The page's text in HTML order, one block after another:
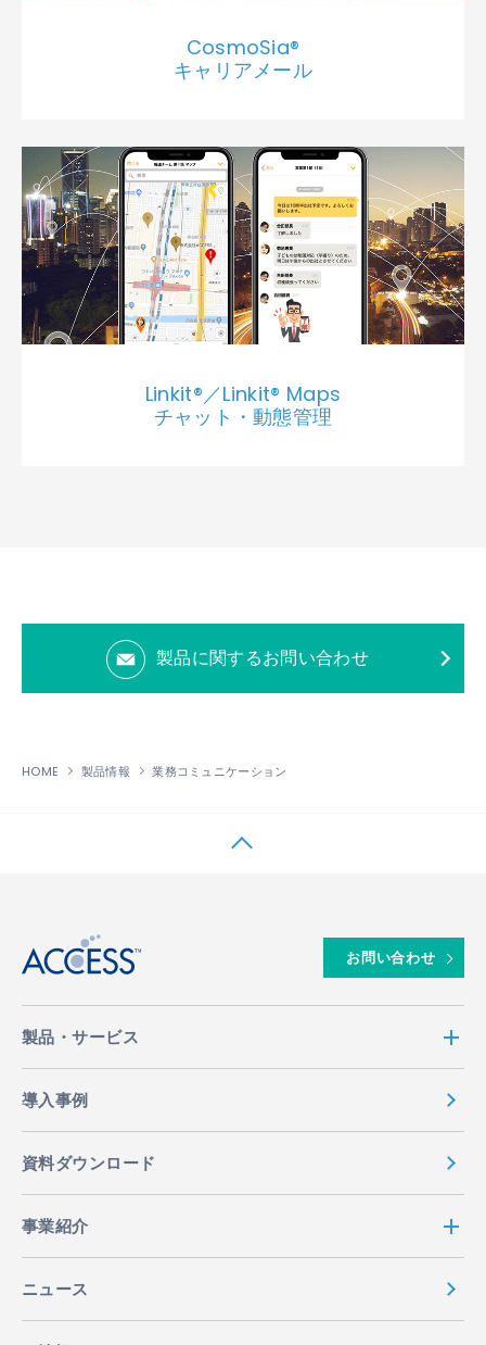
CosmoSia®
キャリアメール
Linkit®／Linkit® Maps
チャット・動態管理
製品に関するお問い合わせ
HOME 製品情報 業務コミュニケーション
お問い合わせ
製品・サービス
導入事例
資料ダウンロード
事業紹介
ニュース